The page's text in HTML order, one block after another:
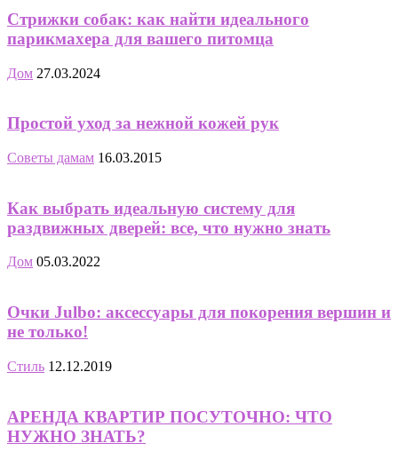
Стрижки собак: как найти идеального
парикмахера для вашего питомца
Дом 27.03.2024
Простой уход за нежной кожей рук
Советы дамам 16.03.2015
Как выбрать идеальную систему для
раздвижных дверей: все, что нужно знать
Дом 05.03.2022
Очки Julbo: аксессуары для покорения вершин и
не только!
Стиль 12.12.2019
АРЕНДА КВАРТИР ПОСУТОЧНО: ЧТО
НУЖНО ЗНАТЬ?